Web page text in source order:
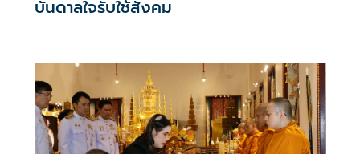
บันดาลใจรับใช้สังคม